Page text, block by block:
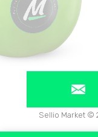
Sellio Market ©